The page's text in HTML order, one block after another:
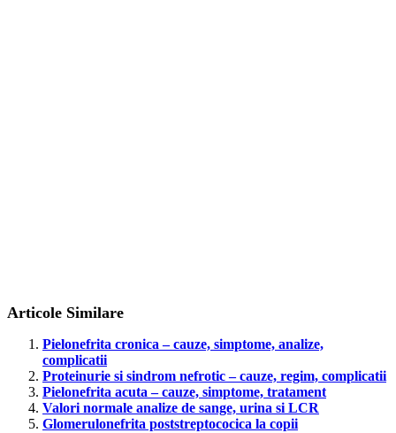
Articole Similare
Pielonefrita cronica – cauze, simptome, analize,
complicatii
Proteinurie si sindrom nefrotic – cauze, regim, complicatii
Pielonefrita acuta – cauze, simptome, tratament
Valori normale analize de sange, urina si LCR
Glomerulonefrita poststreptococica la copii